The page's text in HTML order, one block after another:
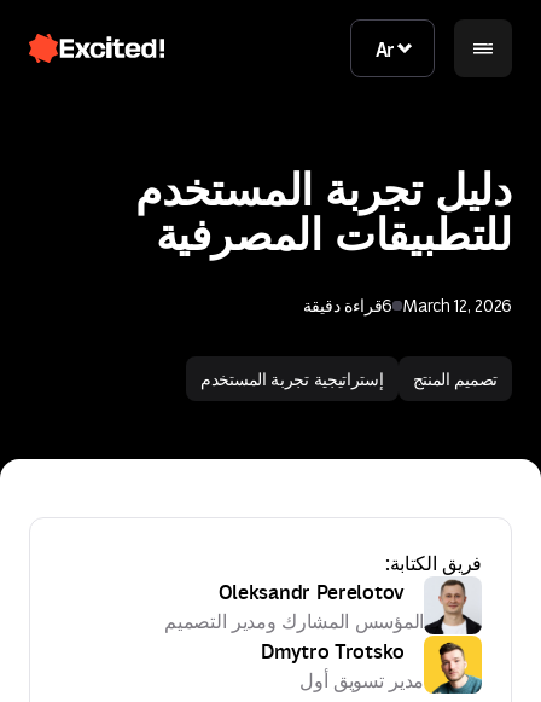
اتصل بنا
Ar
دليل تجربة المستخدم
للتطبيقات المصرفية
تصميم المنتج إستراتيجية تجربة المستخدم
March 12, 2026
6قراءة دقيقة
فريق الكتابة:
Oleksandr Perelotov
المؤسس المشارك ومدير التصميم
Dmytro Trotsko
مدير تسويق أول